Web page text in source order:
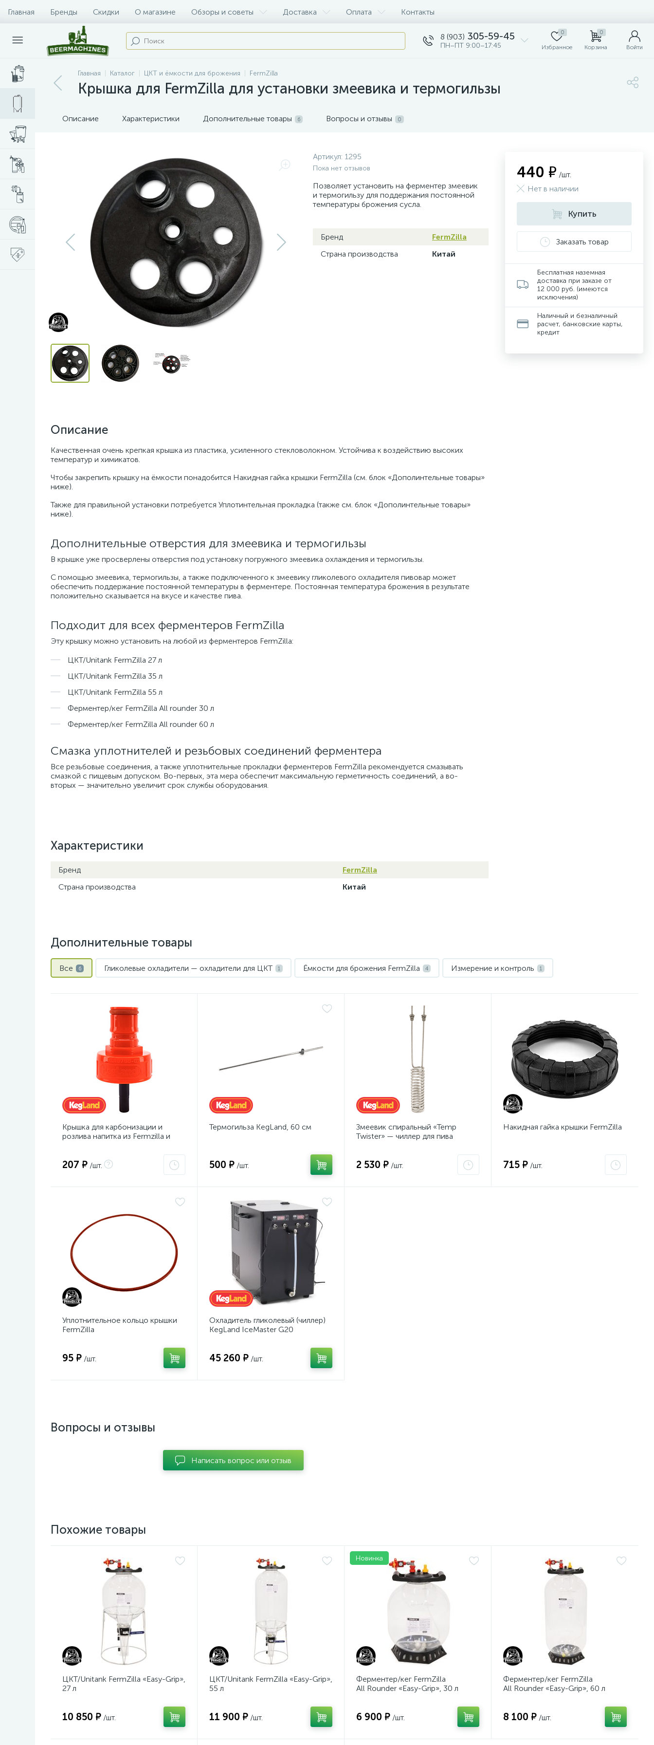
Главная Бренды Скидки О магазине Обзоры и советы Доставка Оплата Контакты
8 (903) 305-59-45
ПН–ПТ 9:00–17:45
0
Избранное
0
Корзина Войти
Главная Каталог ЦКТ и ёмкости для брожения FermZilla
Крышка для FermZilla для установки змеевика и термогильзы
Описание Характеристики Дополнительные товары 6 Вопросы и отзывы 0
Артикул: 1295
Пока нет отзывов
Позволяет установить на ферментер змеевик
и термогильзу для поддержания постоянной
температуры брожения сусла.
Бренд
FermZilla
Страна производства
Китай
Описание
Качественная очень крепкая крышка из пластика, усиленного стекловолокном. Устойчива к воздействию высоких
температур и химикатов.
Чтобы закрепить крышку на ёмкости понадобится Накидная гайка крышки FermZilla (см. блок «Дополинтельные товары»
ниже).
Также для правильной установки потребуется Уплотинтельная прокладка (также см. блок «Дополинтельные товары»
ниже).
Дополнительные отверстия для змеевика и термогильзы
В крышке уже просверлены отверстия под установку погружного змеевика охлаждения и термогильзы.
С помощью змеевика, термогильзы, а также подключенного к змеевику гликолевого охладителя пивовар может
обеспечить поддержание постоянной температуры в ферментере. Постоянная температура брожения в результате
положительно сказывается на вкусе и качестве пива.
Подходит для всех ферментеров FermZilla
Эту крышку можно установить на любой из ферментеров FermZilla:
ЦКТ/Unitank FermZilla 27 л
ЦКТ/Unitank FermZilla 35 л
ЦКТ/Unitank FermZilla 55 л
Ферментер/кег FermZilla All rounder 30 л
Ферментер/кег FermZilla All rounder 60 л
Смазка уплотнителей и резьбовых соединений ферментера
Все резьбовые соединения, а также уплотнительные прокладки ферментеров FermZilla рекомендуется смазывать
смазкой с пищевым допуском. Во-первых, эта мера обеспечит максимальную герметичность соединений, а во-
вторых — значительно увеличит срок службы оборудования.
Характеристики
Бренд
FermZilla
Страна производства
Китай
440 ₽ /шт.
Нет в наличии
Купить
Заказать товар
Бесплатная наземная
доставка при заказе от
12 000 руб. (имеются
исключения)
Наличный и безналичный
расчет, банковские карты,
кредит
Дополнительные товары
Все 6 Гликолевые охладители — охладители для ЦКТ 1 Ёмкости для брожения FermZilla 4 Измерение и контроль 1
Крышка для карбонизации и
розлива напитка из Fermzilla и
207 ₽ /шт.
Термогильза KegLand, 60 см
500 ₽ /шт.
Змеевик спиральный «Temp
Twister» — чиллер для пива
2 530 ₽ /шт.
Накидная гайка крышки FermZilla
715 ₽ /шт.
Уплотнительное кольцо крышки
FermZilla
95 ₽ /шт.
Охладитель гликолевый (чиллер)
KegLand IceMaster G20
45 260 ₽ /шт.
Вопросы и отзывы
Написать вопрос или отзыв
Похожие товары
ЦКТ/Unitank FermZilla «Easy-Grip»,
27 л
10 850 ₽ /шт.
ЦКТ/Unitank FermZilla «Easy-Grip»,
55 л
11 900 ₽ /шт.
Новинка
Ферментер/кег FermZilla
All Rounder «Easy-Grip», 30 л
6 900 ₽ /шт.
Ферментер/кег FermZilla
All Rounder «Easy-Grip», 60 л
8 100 ₽ /шт.